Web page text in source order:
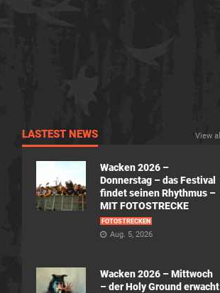
LASTEST NEWS View all
Wacken 2026 –
Donnerstag – das Festival
findet seinen Rhythmus –
MIT FOTOSTRECKE
FOTOSTRECKEN
Aug. 5, 2026
Wacken 2026 – Mittwoch
– der Holy Ground erwacht